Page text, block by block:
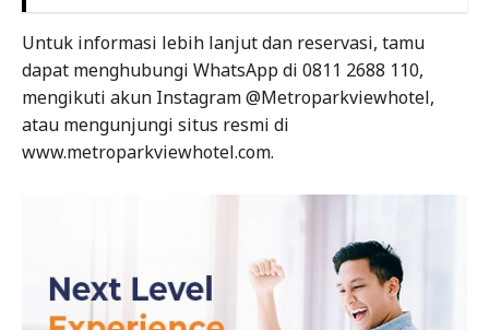
Untuk informasi lebih lanjut dan reservasi, tamu
dapat menghubungi WhatsApp di 0811 2688 110,
mengikuti akun Instagram @Metroparkviewhotel,
atau mengunjungi situs resmi di
www.metroparkviewhotel.com.